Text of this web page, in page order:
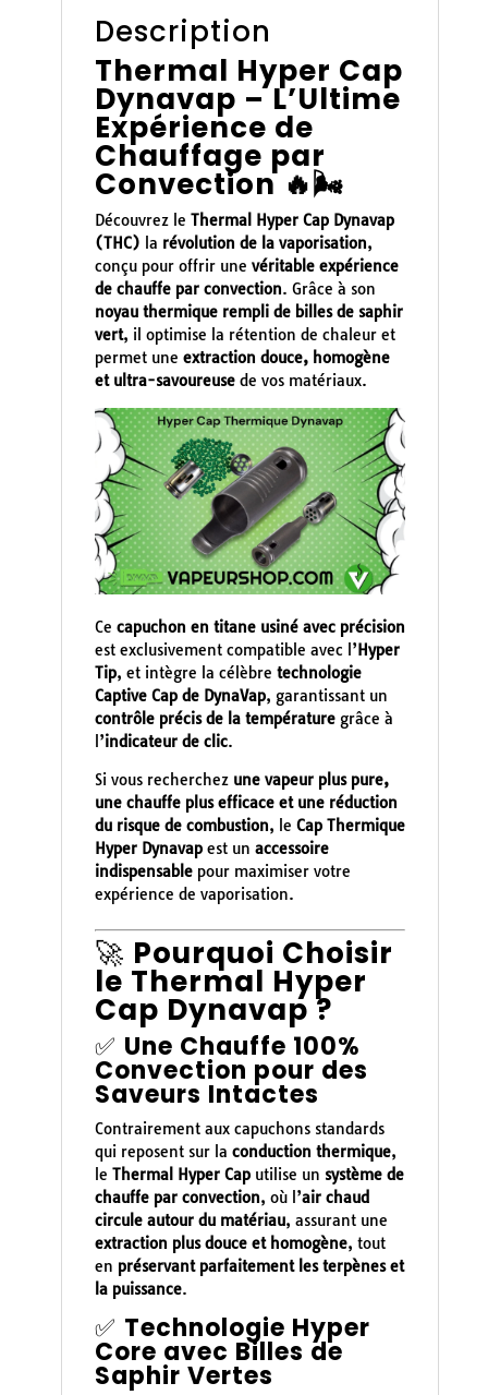
Description
Thermal Hyper Cap
Dynavap – L’Ultime
Expérience de
Chauffage par
Convection 🔥🌬️
Découvrez le Thermal Hyper Cap Dynavap
(THC) la révolution de la vaporisation,
conçu pour offrir une véritable expérience
de chauffe par convection. Grâce à son
noyau thermique rempli de billes de saphir
vert, il optimise la rétention de chaleur et
permet une extraction douce, homogène
et ultra-savoureusede vos matériaux.
Ce capuchon en titane usiné avec précision
est exclusivement compatible avec l’Hyper
Tip, et intègre la célèbre technologie
Captive Cap de DynaVap, garantissant un
contrôle précis de la températuregrâce à
l’indicateur de clic.
Si vous recherchez une vapeur plus pure,
une chauffe plus efficace et une réduction
du risque de combustion, le Cap Thermique
Hyper Dynavapest un accessoire
indispensablepour maximiser votre
expérience de vaporisation.
🚀 Pourquoi Choisir
le Thermal Hyper
Cap Dynavap ?
✅ Une Chauffe 100%
Convection pour des
Saveurs Intactes
Contrairement aux capuchons standards
qui reposent sur la conduction thermique,
le Thermal Hyper Caputilise un système de
chauffe par convection, où l’air chaud
circule autour du matériau, assurant une
extraction plus douce et homogène, tout
en préservant parfaitement les terpènes et
la puissance.
✅ Technologie Hyper
Core avec Billes de
Saphir Vertes